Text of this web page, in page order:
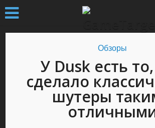
Обзоры
У Dusk есть
сделало
шутеры